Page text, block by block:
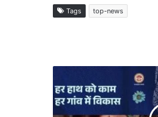
Tags top-news